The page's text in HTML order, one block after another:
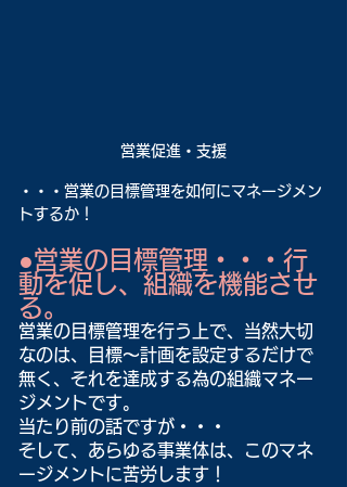
営業促進・支援
・・・営業の目標管理を如何にマネージメン
トするか！
●営業の目標管理・・・行
動を促し、組織を機能させ
る。
営業の目標管理を行う上で、当然大切
なのは、目標～計画を設定するだけで
無く、それを達成する為の組織マネー
ジメントです。
当たり前の話ですが・・・
そして、あらゆる事業体は、このマネ
ージメントに苦労します！